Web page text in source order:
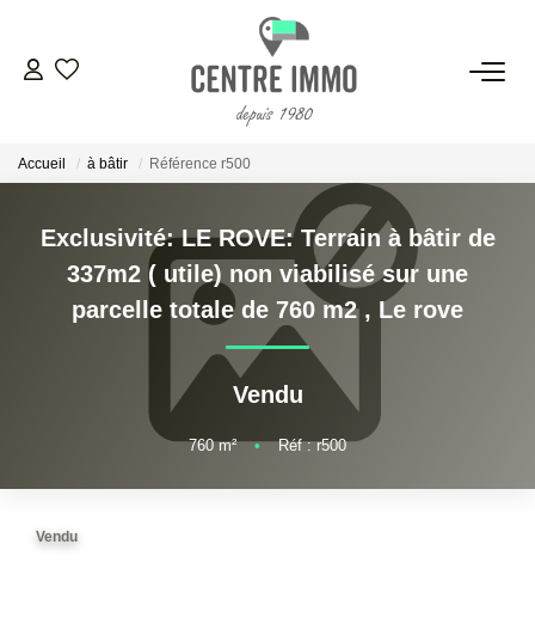
VENTES
LOCATIONS
GESTION
ESTIMATION
NOS BIENS VENDUS
Accueil à bâtir Référence r500
Exclusivité: LE ROVE: Terrain à bâtir de
337m2 ( utile) non viabilisé sur une
parcelle totale de 760 m2 , Le rove
Vendu
760m² • Réf : r500
Vendu